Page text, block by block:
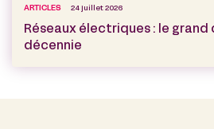
ARTICLES 24 juillet 2026
Réseaux électriques : le grand
décennie